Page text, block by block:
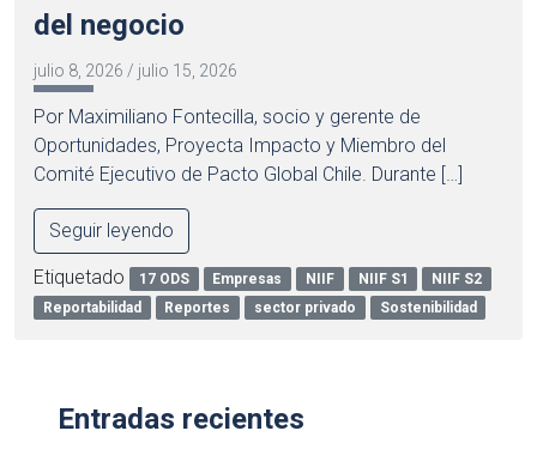
del negocio
julio 8, 2026 / julio 15, 2026
Por Maximiliano Fontecilla, socio y gerente de
Oportunidades, Proyecta Impacto y Miembro del
Comité Ejecutivo de Pacto Global Chile. Durante […]
Seguir leyendo
Etiquetado 17 ODS Empresas NIIF NIIF S1
NIIF S2
Reportabilidad
Reportes sector privado Sostenibilidad
Entradas recientes